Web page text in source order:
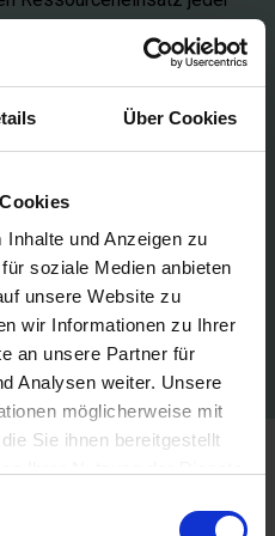
Über Cookies
und Anzeigen zu
soziale Medien anbieten
unsere Website zu
wir Informationen zu Ihrer
an unsere Partner für
Analysen weiter. Unsere
möglicherweise mit
Sie ihnen bereitgestellt